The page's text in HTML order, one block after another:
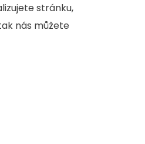
stránku,
nás můžete